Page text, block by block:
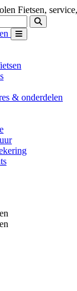
Fietsen,
& onderdelen